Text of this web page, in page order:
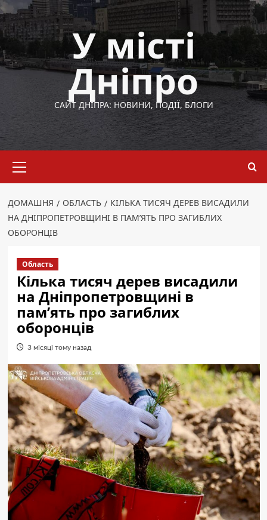
Перейти
до
вмісту
У місті
Дніпро
САЙТ ДНІПРА: НОВИНИ, ПОДІЇ, БЛОГИ
меню
ДОМАШНЯ ОБЛАСТЬ
КІЛЬКА ТИСЯЧ ДЕРЕВ ВИСАДИЛИ
НА ДНІПРОПЕТРОВЩИНІ В ПАМ’ЯТЬ ПРО ЗАГИБЛИХ
ОБОРОНЦІВ
Область
Кілька тисяч дерев висадили
на Дніпропетровщині в
пам’ять про загиблих
оборонців
3 місяці тому назад